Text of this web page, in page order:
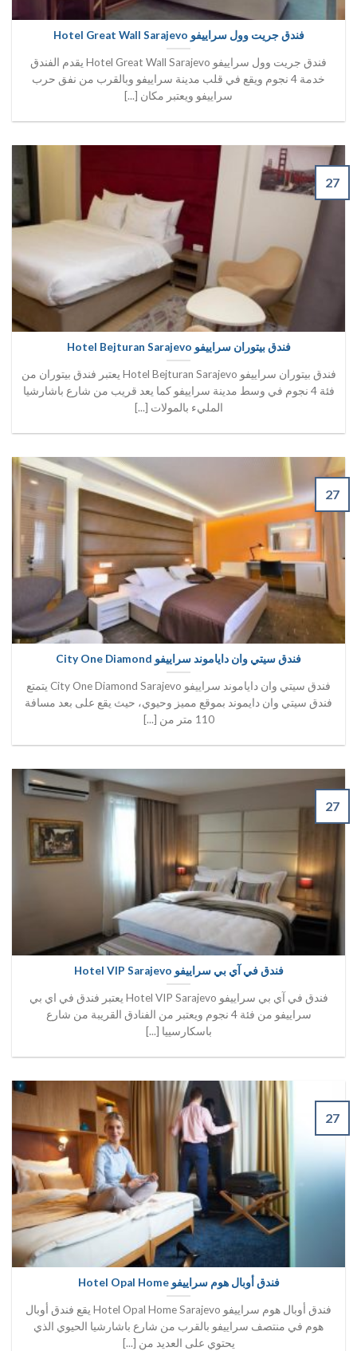
فندق جريت وول سراييفو Hotel Great Wall Sarajevo
فندق جريت وول سراييفو Hotel Great Wall Sarajevo يقدم الفندق
خدمة 4 نجوم ويقع في قلب مدينة سراييفو وبالقرب من نفق حرب
سراييفو ويعتبر مكان [...]
فندق بيتوران سراييفو Hotel Bejturan Sarajevo
فندق بيتوران سراييفو Hotel Bejturan Sarajevo يعتبر فندق بيتوران من
فئة 4 نجوم في وسط مدينة سراييفو كما يعد قريب من شارع باشارشيا
المليء بالمولات [...]
27
فندق سيتي وان داياموند سراييفو City One Diamond
فندق سيتي وان داياموند سراييفو City One Diamond Sarajevo يتمتع
فندق سيتي وان دايموند بموقع مميز وحيوي، حيث يقع على بعد مسافة
110 متر من [...]
27
فندق في آي بي سراييفو Hotel VIP Sarajevo
فندق في آي بي سراييفو Hotel VIP Sarajevo يعتبر فندق في اي بي
سراييفو من فئة 4 نجوم ويعتبر من الفنادق القريبة من شارع
باسكارسييا [...]
27
فندق أوبال هوم سراييفو Hotel Opal Home
فندق أوبال هوم سراييفو Hotel Opal Home Sarajevo يقع فندق أوبال
هوم في منتصف سراييفو بالقرب من شارع باشارشيا الحيوي الذي
يحتوي على العديد من [...]
27